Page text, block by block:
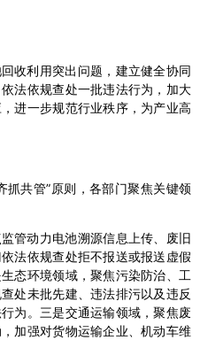
收利用突出问题，建立健全协同
法依规查处一批违法行为，加大
进一步规范行业秩序，为产业高
抓共管”原则，各部门聚焦关键领
管动力电池溯源信息上传、废旧
法依规查处拒不报送或报送虚假
态环境领域，聚焦污染防治、工
处未批先建、违法排污以及违反
为。三是交通运输领域，聚焦废
加强对货物运输企业、机动车维